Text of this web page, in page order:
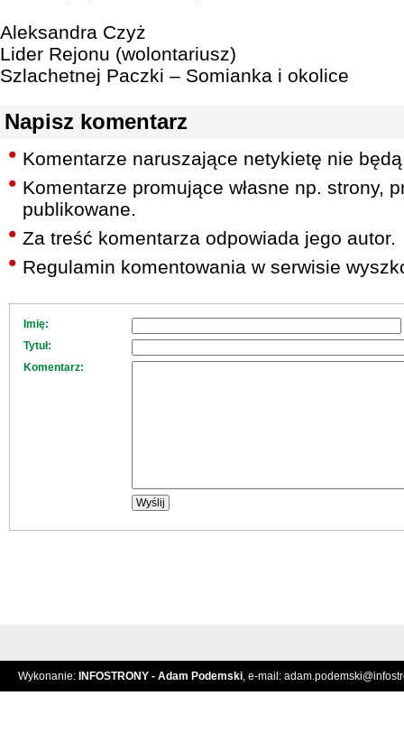
Aleksandra Czyż
Lider Rejonu (wolontariusz)
Szlachetnej Paczki – Somianka i okolice
Napisz komentarz
Komentarze naruszające netykietę nie
Komentarze promujące własne np. strony,
publikowane.
Za treść komentarza odpowiada jego autor.
Regulamin komentowania w serwisie
Imię:
Tytuł:
Komentarz:
Wykonanie: INFOSTRONY - Adam Podemski, e-mail: